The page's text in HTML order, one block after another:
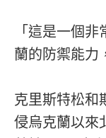
「這是一個
蘭的防禦能力
克里斯特松和
侵烏克蘭以來